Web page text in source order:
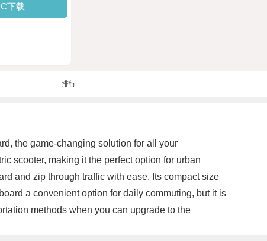
下载
排行
the game-changing solution for all your
scooter, making it the perfect option for urban
and zip through traffic with ease. Its compact size
a convenient option for daily commuting, but it is
methods when you can upgrade to the